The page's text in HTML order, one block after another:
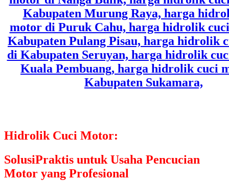
Hidrolik Cuci Motor:
SolusiPraktis untuk Usaha Pencucian
Motor yang Profesional